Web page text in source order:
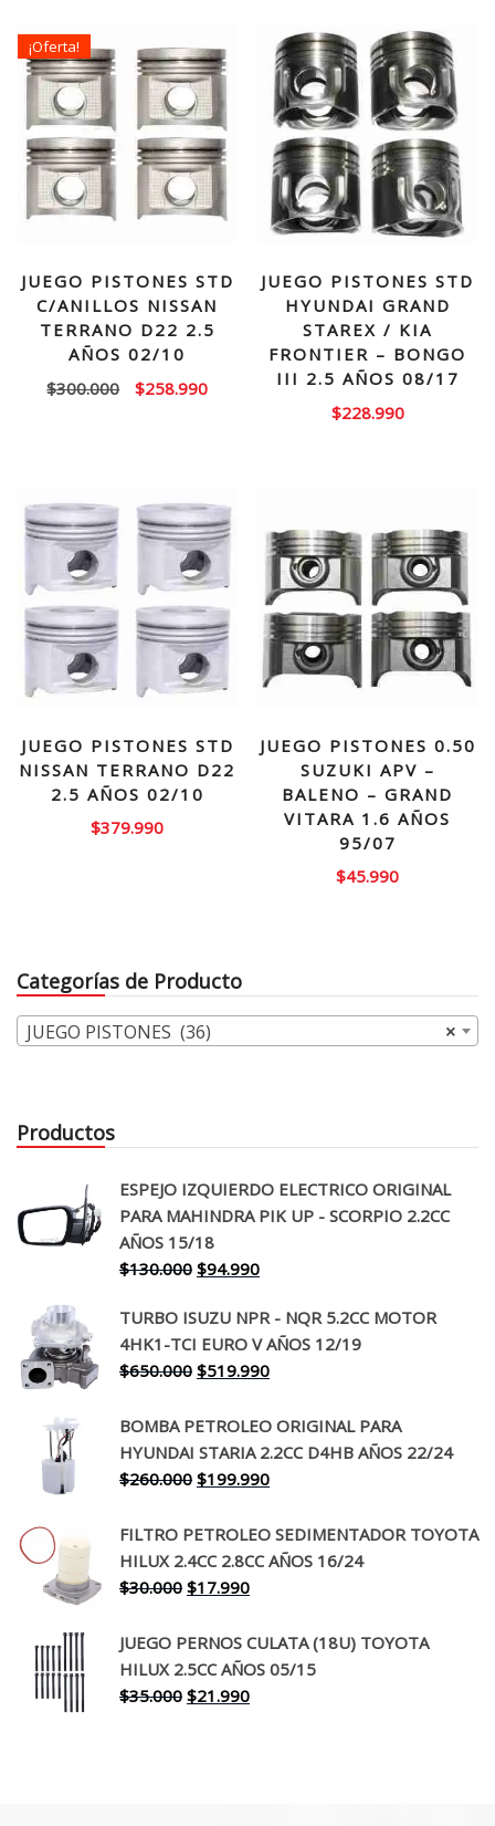
¡Oferta!
JUEGO PISTONES STD
C/ANILLOS NISSAN
TERRANO D22 2.5
AÑOS 02/10
$300.000
El
$258.990El
JUEGO PISTONES STD
HYUNDAI GRAND
STAREX / KIA
FRONTIER – BONGO
III 2.5 AÑOS 08/17
$228.990
JUEGO PISTONES STD
NISSAN TERRANO D22
2.5 AÑOS 02/10
$379.990
JUEGO PISTONES 0.50
SUZUKI APV –
BALENO – GRAND
VITARA 1.6 AÑOS
95/07
$45.990
Categorías de Producto
×
JUEGO PISTONES (36)
Productos
ESPEJO IZQUIERDO ELECTRICO ORIGINAL
PARA MAHINDRA PIK UP - SCORPIO 2.2CC
AÑOS 15/18
$130.000 El
original
era:
$130.000.
$94.990El
actual
es:
$94.990.
TURBO ISUZU NPR - NQR 5.2CC MOTOR
4HK1-TCI EURO V AÑOS 12/19
$650.000 El
original
era:
$650.000.
$519.990El
actual
es:
$519.990.
BOMBA PETROLEO ORIGINAL PARA
HYUNDAI STARIA 2.2CC D4HB AÑOS 22/24
$260.000 El
original
era:
$260.000.
$199.990El
actual
es:
FILTRO PETROLEO SEDIMENTADOR TOYOTA
HILUX 2.4CC 2.8CC AÑOS 16/24
$30.000 El
original
era:
$30.000.
$17.990El
actual
es:
$17.990.
JUEGO PERNOS CULATA (18U) TOYOTA
HILUX 2.5CC AÑOS 05/15
$35.000 El
$21.990El